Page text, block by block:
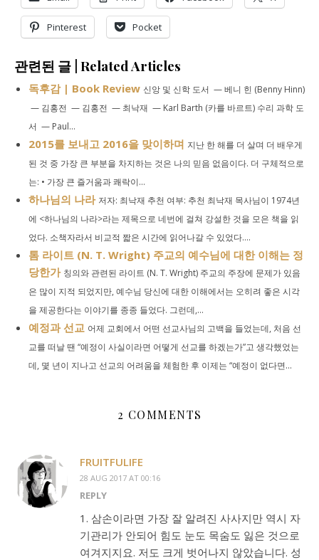
Pinterest Pocket
관련된 글 | Related Articles
독후감 | Book Review 신앙 및 신학 도서 — 베니 힌 (Benny Hinn)
— 김홍전 — 김홍전 — 최낙재 — Karl Barth (카를 바르트) 수리 과학 도
서 — Paul...
2015를 보내고 2016을 맞이하며 지난 한 해를 더 살며 더 배우게
된 것 중 가장 큰 부분을 차지하는 것은 나의 믿음 없음이다. 더 구체적으로
는: • 가장 큰 즐거움과 쾌락이...
하나님의 나라 저자: 최낙재 추천 여부: 추천 최낙재 목사님이 1974년
에 <하나님의 나라>라는 제목으로 네번에 걸쳐 강설한 것을 모은 책을 읽
었다. 소책자라서 비교적 짧은 시간에 읽어나갈 수 있었다....
톰 라이트 (N. T. Wright) 주교의 예수님에 대한 이해는 정
당한가 칭의와 관련된 라이트 (N. T. Wright) 주교의 주장에 문제가 있음
은 많이 지적 되었지만, 예수님 당신에 대한 이해에서는 오히려 좋은 시각
을 제공한다는 이야기를 종종 들었다. 그런데,...
예정과 선교 어제 교회에서 어떤 선교사님의 고백을 들었는데, 처음 선
교를 떠날 땐 “예정이 사실이라면 어떻게 선교를 하겠는가”고 생각했었는
데, 몇 년이 지나고 선교의 어려움을 체험한 후 이제는 “예정이 없다면...
2 COMMENTS
FRUITFULIFE
28 AUG 2017 AT 00:16
REPLY
1. 삼손이라면 가장 잘 알려진 사사지만 역시 자
기관리가 안되어 힘도 눈도 목숨도 잃은 것으로
여겨지지요. 저도 크게 벗어나지 않았습니다. 성